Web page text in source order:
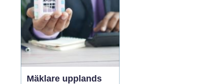
Mäklare upplands